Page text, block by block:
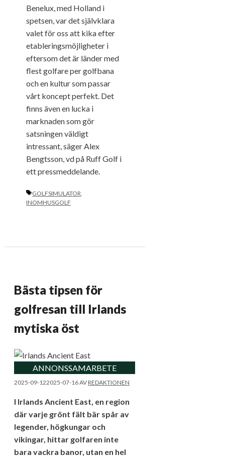
Benelux, med Holland i
spetsen, var det självklara
valet för oss att kika efter
etableringsmöjligheter i
eftersom det är länder med
flest golfare per golfbana
och en kultur som passar
vårt koncept perfekt. Det
finns även en lucka i
marknaden som gör
satsningen väldigt
intressant, säger Alex
Bengtsson, vd på Ruff Golf i
ett pressmeddelande.
ETIKETTER
GOLFSIMULATOR
INOMHUSGOLF
Bästa tipsen för
golfresan till Irlands
mytiska öst
ANNONSSAMARBETE
2025-09-122025-07-16AVREDAKTIONEN
I Irlands Ancient East, en region
där varje grönt fält bär spår av
legender, högkungar och
vikingar, hittar golfaren inte
bara vackra banor, utan en hel